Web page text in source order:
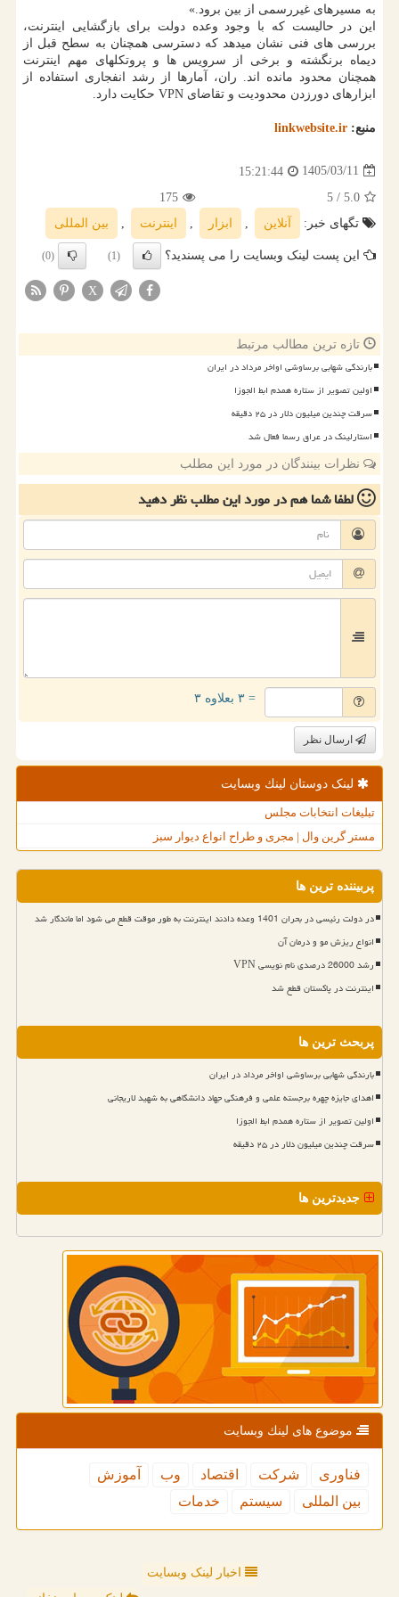
به مسیرهای غیررسمی از بین برود.»
این در حالیست که با وجود وعده دولت برای بازگشایی اینترنت،
بررسی های فنی نشان میدهد که دسترسی همچنان به سطح قبل از
دیماه برنگشته و برخی از سرویس ها و پروتکلهای مهم اینترنت
همچنان محدود مانده اند. ران، آمارها از رشد انفجاری استفاده از
ابزارهای دورزدن محدودیت و تقاضای VPN حکایت دارد.
منبع: linkwebsite.ir
1405/03/11
15:21:44
5.0
/ 5
175
تگهای خبر:
آنلاین ابزار اینترنت بین المللی
این پست لینک وبسایت را می پسندید؟ (1)
(0)
X
تازه ترین مطالب مرتبط
بارندگی شهابی برساوشی اواخر مرداد در ایران
اولین تصویر از ستاره همدم ابط الجوزا
سرقت چندین میلیون دلار در ۲۵ دقیقه
استارلینک در عراق رسما فعال شد
نظرات بینندگان در مورد این مطلب
لطفا شما همدر مورد این مطلبنظر دهید
= ۳ بعلاوه ۳
ارسال نظر
لینک دوستان لینك وبسایت
تبلیغات انتخابات مجلس
مستر گرین وال | مجری و طراح انواع دیوار سبز
پربیننده ترین ها
در دولت رئیسی در بحران 1401 وعده دادند اینترنت به طور موقت قطع می شود اما ماندگار شد
انواع ریزش مو و درمان آن
رشد 26000 درصدی نام نویسی VPN
اینترنت در پاکستان قطع شد
پربحث ترین ها
بارندگی شهابی برساوشی اواخر مرداد در ایران
اهدای جایزه چهره برجسته علمی و فرهنگی جهاد دانشگاهی به شهید لاریجانی
اولین تصویر از ستاره همدم ابط الجوزا
سرقت چندین میلیون دلار در ۲۵ دقیقه
جدیدترین ها
موضوع های لینك وبسایت
فناوری شركت اقتصاد وب
آموزش
بین المللی
سیستم خدمات
اخبار لینک وبسایت